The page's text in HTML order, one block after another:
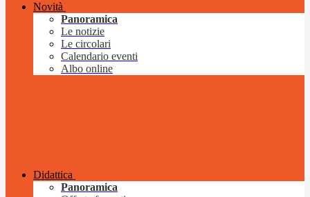
Novità
Panoramica
Le notizie
Le circolari
Calendario eventi
Albo online
Didattica
Panoramica